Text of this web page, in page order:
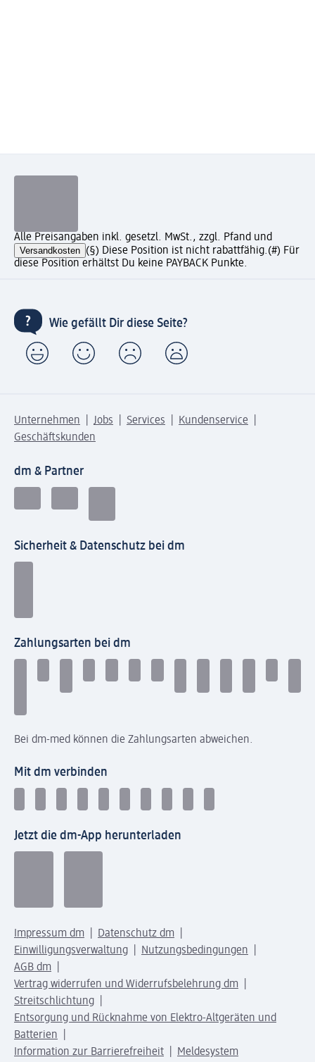
Alle Preisangaben inkl. gesetzl. MwSt., zzgl. Pfand und
Versandkosten (§) Diese Position ist nicht rabattfähig.(#) Für
diese Position erhältst Du keine PAYBACK Punkte.
Wie gefällt Dir diese Seite?
Unternehmen Jobs Services
Kundenservice
Geschäftskunden
dm & Partner
Sicherheit & Datenschutz bei dm
Zahlungsarten bei dm
Bei dm-med können die Zahlungsarten abweichen.
Mit dm verbinden
Jetzt die dm-App herunterladen
Impressum dm
Datenschutz dm
Einwilligungsverwaltung
Nutzungsbedingungen
AGB dm
Vertrag widerrufen und Widerrufsbelehrung dm
Streitschlichtung
Entsorgung und Rücknahme von Elektro-Altgeräten und
Batterien
Information zur Barrierefreiheit
Meldesystem